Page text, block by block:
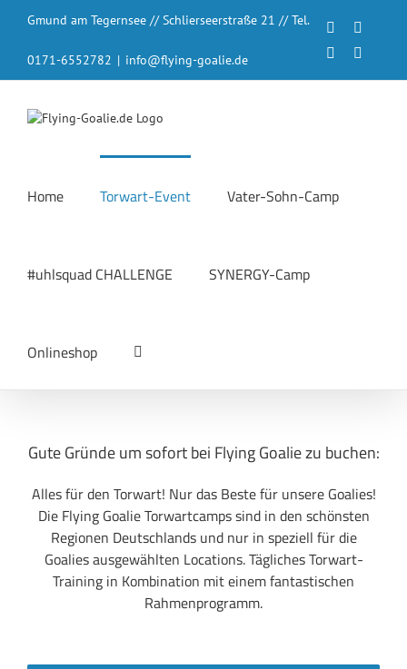
InhaltGmund am Tegernsee // Schlierseerstraße 21 // Tel.
0171-6552782 | info@flying-goalie.de
Facebook
LinkedIn
Home Torwart-Event Vater-Sohn-Camp
#uhlsquad CHALLENGE SYNERGY-Camp
Onlineshop
Gute Gründe um sofort bei Flying Goalie zu buchen:
Alles für den Torwart! Nur das Beste für unsere Goalies!
Die Flying Goalie Torwartcamps sind in den schönsten
Regionen Deutschlands und nur in speziell für die
Goalies ausgewählten Locations. Tägliches Torwart-
Training in Kombination mit einem fantastischen
Rahmenprogramm.